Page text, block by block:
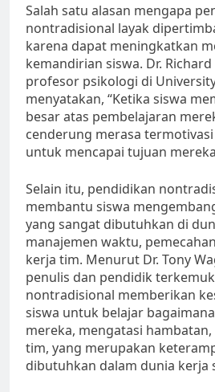
Salah satu alasan mengapa
nontradisional layak
karena dapat meningkatkan
kemandirian siswa. Dr.
profesor psikologi di
menyatakan, “Ketika siswa
besar atas pembelajaran
cenderung merasa
untuk mencapai tujuan
Selain itu, pendidikan
membantu siswa
yang sangat dibutuhkan di
manajemen waktu,
kerja tim. Menurut Dr. Tony
penulis dan pendidik
nontradisional memberikan
siswa untuk belajar
mereka, mengatasi
tim, yang merupakan
dibutuhkan dalam dunia kerja